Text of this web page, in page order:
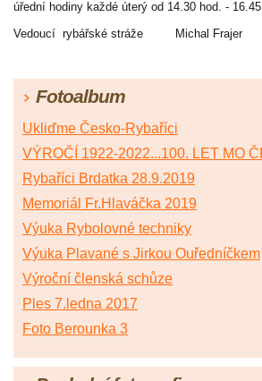
úřední hodiny každé úterý od 14.30 hod. -
Vedoucí rybářské stráže Michal Frajer
Fotoalbum
Ukliďme Česko-Rybaříci
VÝROČÍ 1922-2022...100. LET MO
Rybaříci Brdatka 28.9.2019
Memoriál Fr.Hlaváčka 2019
Výuka Rybolovné techniky
Výuka Plavané s Jirkou Ouředníčkem
Výroční členská schůze
Ples 7.ledna 2017
Foto Berounka 3